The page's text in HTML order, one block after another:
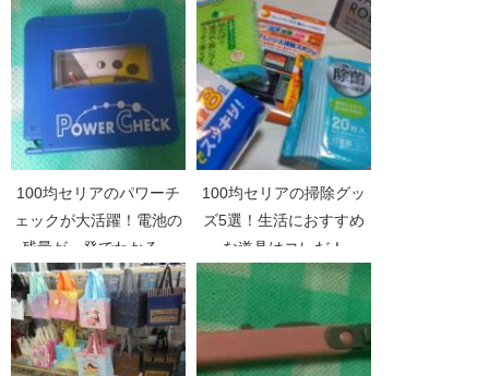
100均セリアのパワーチ
ェックが大活躍！電池の
残量が一発でわかる。
100均セリアの掃除グッ
ズ5選！生活におすすめ
な道具はコレだ！